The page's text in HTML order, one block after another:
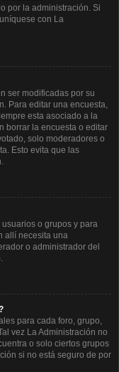
por la administración. Si
con La
ser modificadas por su
Para editar una encuesta,
esta asociado a la
borrar la encuesta o editar
solo moderadores o
Esto evita que las
o grupos y para
allí necesita una
o administrador del
para cada foro, grupo,
vez La Administración no
o solo ciertos grupos
si no está seguro de por